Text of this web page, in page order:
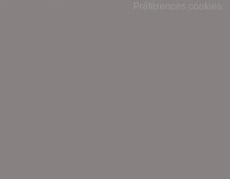
Préférences cookies